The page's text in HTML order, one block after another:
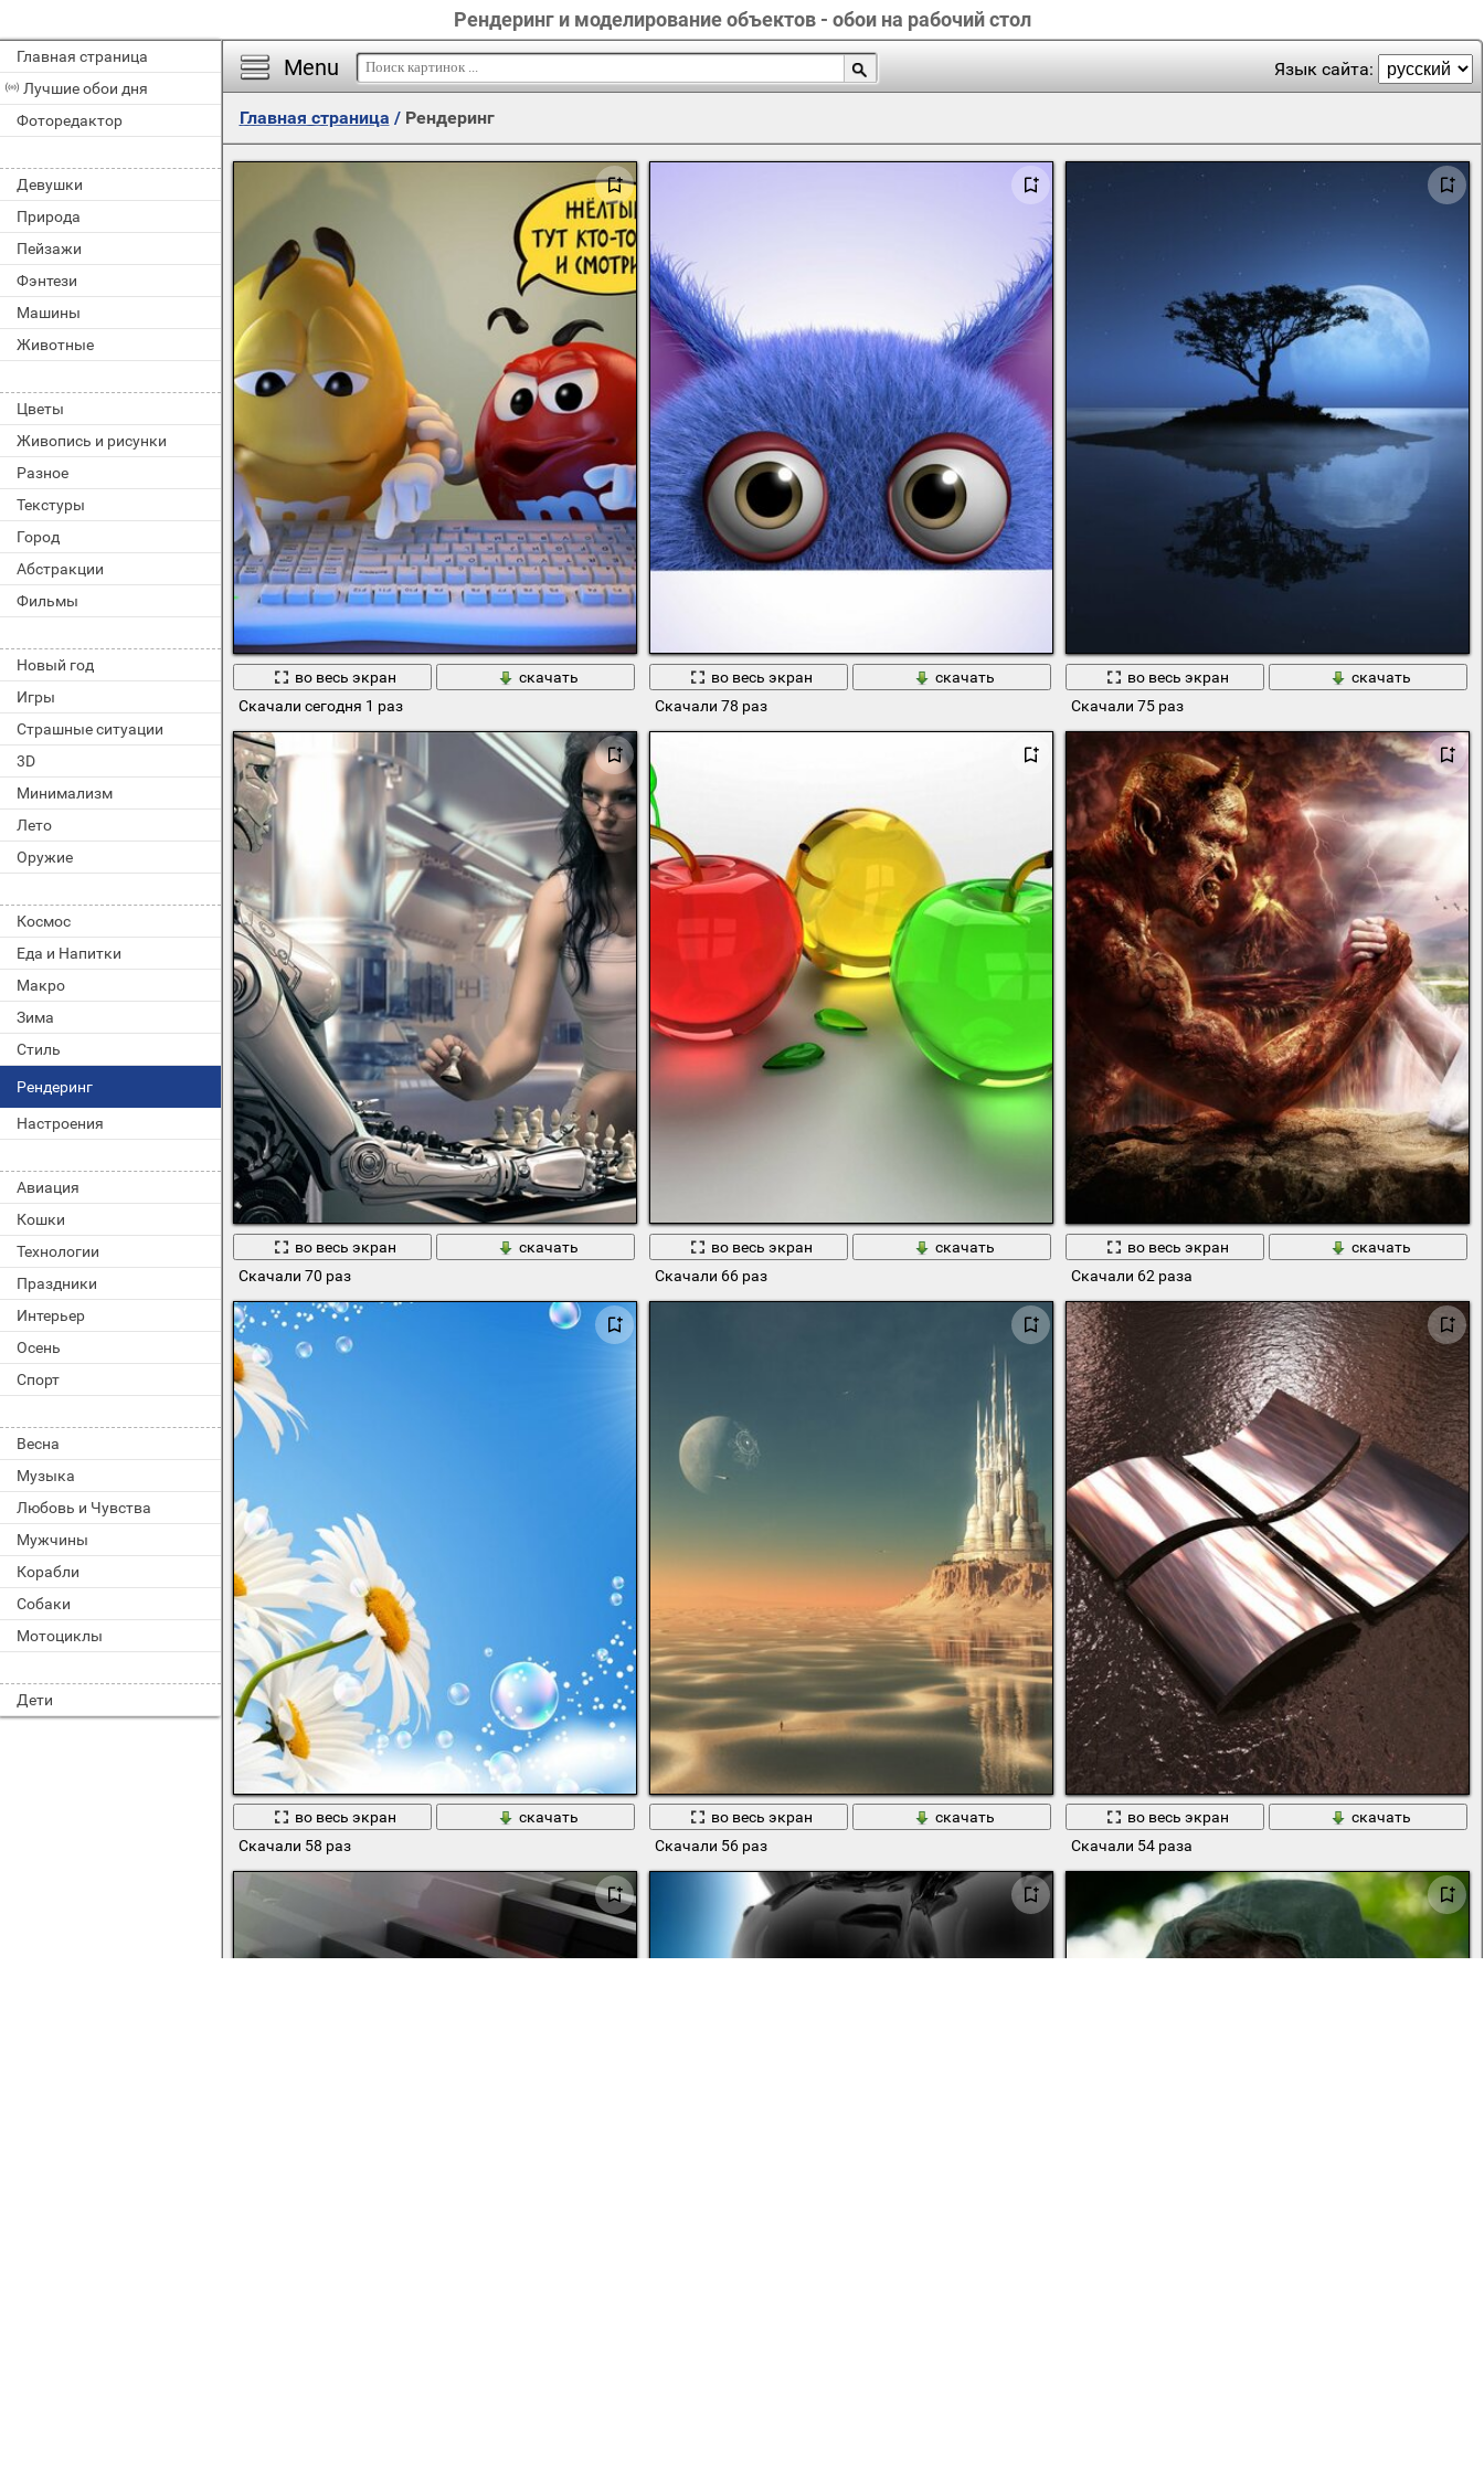
Рендеринг и моделирование объектов - обои на рабочий стол
Главная страница
Лучшие обои дня
Фоторедактор
Девушки
Природа
Пейзажи
Фэнтези
Машины
Животные
Цветы
Живопись и рисунки
Разное
Текстуры
Город
Абстракции
Фильмы
Новый год
Игры
Страшные ситуации
3D
Минимализм
Лето
Оружие
Космос
Еда и Напитки
Макро
Зима
Стиль
Рендеринг
Настроения
Авиация
Кошки
Технологии
Праздники
Интерьер
Осень
Спорт
Весна
Музыка
Любовь и Чувства
Мужчины
Корабли
Собаки
Мотоциклы
Дети
Menu Язык сайта:
Главная страница / Рендеринг
во весь экран
скачать
Скачали сегодня 1 раз
во весь экран
скачать
Скачали 78 раз
во весь экран
скачать
Скачали 75 раз
во весь экран
скачать
Скачали 70 раз
во весь экран
скачать
Скачали 66 раз
во весь экран
скачать
Скачали 62 раза
во весь экран
скачать
Скачали 58 раз
во весь экран
скачать
Скачали 56 раз
во весь экран
скачать
Скачали 54 раза